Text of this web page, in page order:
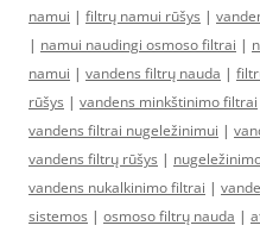
namui | filtrų namui rūšys |
| namui naudingi osmoso filtrai |
namui | vandens filtrų nauda |
rūšys | vandens minkštinimo filtrai
vandens filtrai nugeležinimui |
vandens filtrų rūšys |
vandens nukalkinimo filtrai |
sistemos | osmoso filtrų nauda |